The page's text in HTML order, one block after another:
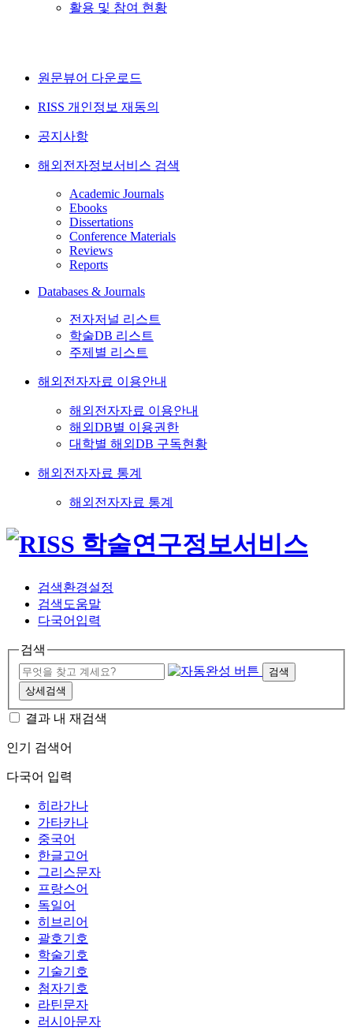
활용 및 참여 현황
원문뷰어 다운로드
RISS 개인정보 재동의
공지사항
해외전자정보서비스 검색
Academic Journals
Ebooks
Dissertations
Conference Materials
Reviews
Reports
Databases & Journals
전자저널 리스트
학술DB 리스트
주제별 리스트
해외전자자료 이용안내
해외전자자료 이용안내
해외DB별 이용권한
대학별 해외DB 구독현황
해외전자자료 통계
해외전자자료 통계
검색환경설정
검색도움말
다국어입력
검색
검색
상세검색
결과 내 재검색
인기 검색어
다국어 입력
히라가나
가타카나
중국어
한글고어
그리스문자
프랑스어
독일어
히브리어
괄호기호
학술기호
기술기호
첨자기호
라틴문자
러시아문자